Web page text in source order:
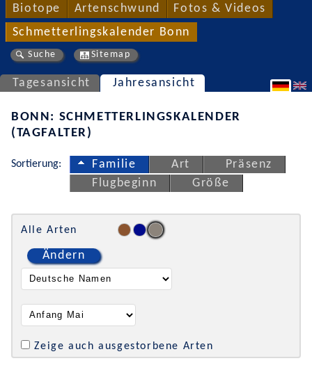
Biotope Artenschwund Fotos & Videos
Schmetterlingskalender Bonn
Suche Sitemap
Tagesansicht Jahresansicht
BONN: SCHMETTERLINGSKALENDER
(TAGFALTER)
Sortierung: Familie Art
Präsenz
Flugbeginn
Größe
Alle Arten
Ändern
Zeige auch ausgestorbene Arten